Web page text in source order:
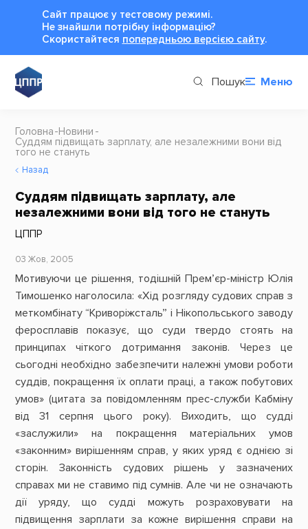
Сайт працює у тестовому режимі.
Не знайшли потрібну інформацію?
Cкористайтеся попередньою версією сайту.
Пошук Меню
Головна Новини
Суддям підвищать зарплату, але незалежними вони від
того не стануть
Назад
Суддям підвищать зарплату, але
незалежними вони від того не стануть
ЦППР
03 Жов, 2005
Мотивуючи це рішення, тодішній Прем’єр-міністр Юлія
Тимошенко наголосила: «Хід розгляду судових справ з
меткомбiнату “Криворіжсталь” i Нікопольського заводу
феросплавів показує, що суди твердо стоять на
принципах чіткого дотримання законів. Через це
сьогодні необхідно забезпечити належні умови роботи
суддів, покращення їх оплати праці, а також побутових
умов» (цитата за повідомленням прес-служби Кабміну
від 31 серпня цього року). Виходить, що судді
«заслужили» на покращення матеріальних умов
«законним» вирішенням справ, у яких уряд є однією зі
сторін. Законність судових рішень у зазначених
справах ми не ставимо під сумнів. Але чи не означають
дії уряду, що судді можуть розраховувати на
підвищення зарплати за кожне вирішення справи на